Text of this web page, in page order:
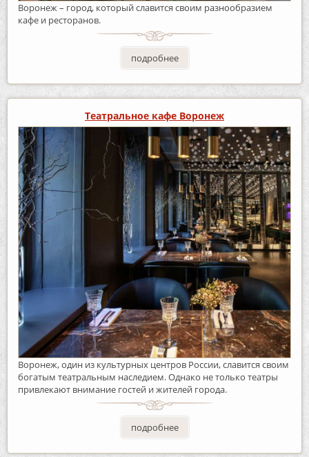
Воронеж – город, который славится своим разнообразием
кафе и ресторанов.
подробнее
Театральное кафе Воронеж
Воронеж, один из культурных центров России, славится своим
богатым театральным наследием. Однако не только театры
привлекают внимание гостей и жителей города.
подробнее